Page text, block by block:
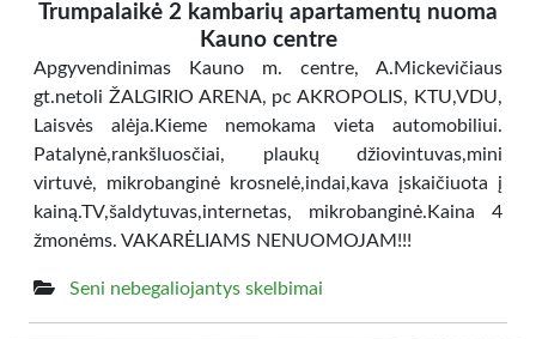
Trumpalaikė 2 kambarių apartamentų nuoma
Kauno centre
Apgyvendinimas Kauno m. centre, A.Mickevičiaus
gt.netoli ŽALGIRIO ARENA, pc AKROPOLIS, KTU,VDU,
Laisvės alėja.Kieme nemokama vieta automobiliui.
Patalynė,rankšluosčiai, plaukų džiovintuvas,mini
virtuvė, mikrobanginė krosnelė,indai,kava įskaičiuota į
kainą.TV,šaldytuvas,internetas, mikrobanginė.Kaina 4
žmonėms. VAKARĖLIAMS NENUOMOJAM!!!
Seni nebegaliojantys skelbimai